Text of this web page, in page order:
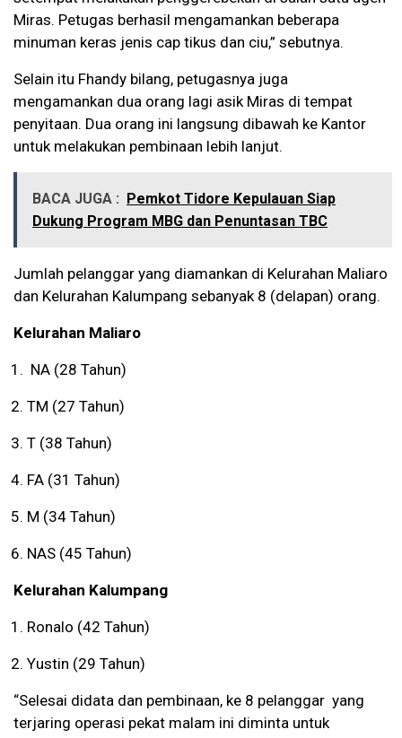
Miras. Petugas berhasil mengamankan beberapa
minuman keras jenis cap tikus dan ciu,” sebutnya.
Selain itu Fhandy bilang, petugasnya juga
mengamankan dua orang lagi asik Miras di tempat
penyitaan. Dua orang ini langsung dibawah ke Kantor
untuk melakukan pembinaan lebih lanjut.
BACA JUGA : Pemkot Tidore Kepulauan Siap
Dukung Program MBG dan Penuntasan TBC
Jumlah pelanggar yang diamankan di Kelurahan Maliaro
dan Kelurahan Kalumpang sebanyak 8 (delapan) orang.
Kelurahan Maliaro
NA (28 Tahun)
TM (27 Tahun)
T (38 Tahun)
FA (31 Tahun)
M (34 Tahun)
NAS (45 Tahun)
Kelurahan Kalumpang
Ronalo (42 Tahun)
Yustin (29 Tahun)
“Selesai didata dan pembinaan, ke 8 pelanggar yang
terjaring operasi pekat malam ini diminta untuk